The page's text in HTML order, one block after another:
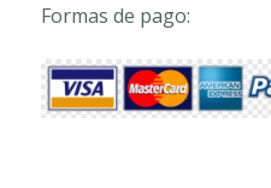
Formas de pago: